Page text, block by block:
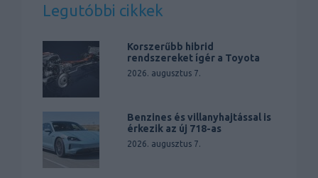
Legutóbbi cikkek
Korszerűbb hibrid
rendszereket ígér a Toyota
2026. augusztus 7.
Benzines és villanyhajtással is
érkezik az új 718-as
2026. augusztus 7.